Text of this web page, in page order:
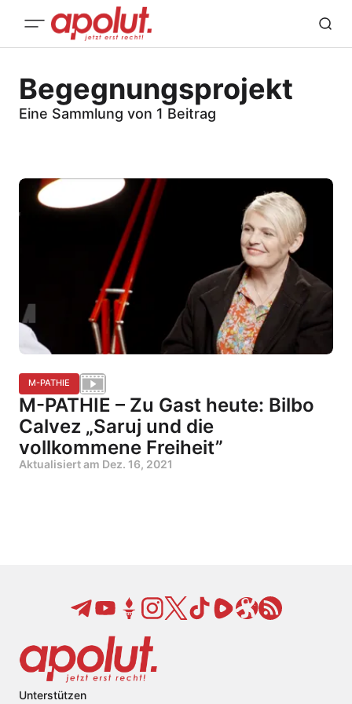
Begegnungsprojekt
Eine Sammlung von 1 Beitrag
M-PATHIE
M-PATHIE – Zu Gast heute: Bilbo
Calvez „Saruj und die
vollkommene Freiheit”
Aktualisiert am Dez. 16, 2021
Unterstützen